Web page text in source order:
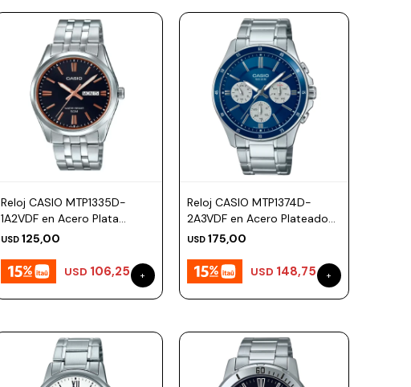
Reloj CASIO MTP1335D-
1A2VDF en Acero Plata
Esfera 39mm
USD 125,00
USD 106,25
Reloj CASIO MTP1374D-
2A3VDF en Acero Plateado
Esfera 44mm
USD 175,00
USD 148,75